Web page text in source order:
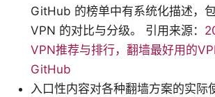
GitHub 的榜单中有系统化描述，
VPN 的对比与分级。 引用来源：
VPN推荐与排行，翻墙最好用的
GitHub
入口性内容对各种翻墙方案的实际